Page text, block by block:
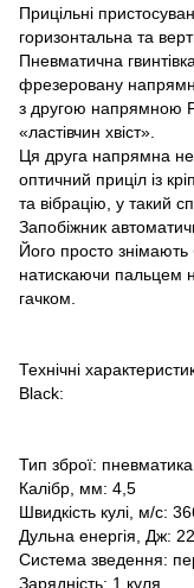
Прицільні
горизонтальна та
Пневматична
фрезеровану
з другою напрямною
«ластівчин хвіст».
Ця друга напрямна не
оптичний приціл із
та вібрацію, у такий
Запобіжник
Його просто
натискаючи пальцем
гачком.
Технічні
Black:
Тип зброї:
Калібр, мм: 4,5
Швидкість кулі, м/с:
Дульна енергія, Дж: 22
Система зведення:
Зарядність: 1 куля